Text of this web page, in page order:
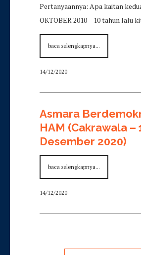
Pertanyaannya: Apa kaitan
OKTOBER 2010 – 10 tahun lalu
baca selengkapnya...
14/12/2020
Asmara
HAM (Cakrawala –
Desember 2020)
baca selengkapnya...
14/12/2020